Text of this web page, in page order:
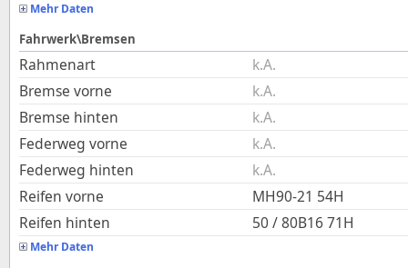
Mehr Daten
Fahrwerk\Bremsen
Rahmenart
k.A.
Bremse vorne
k.A.
Bremse hinten
k.A.
Federweg vorne
k.A.
Federweg hinten
k.A.
Reifen vorne
MH90-21 54H
Reifen hinten
50 / 80B16 71H
Mehr Daten